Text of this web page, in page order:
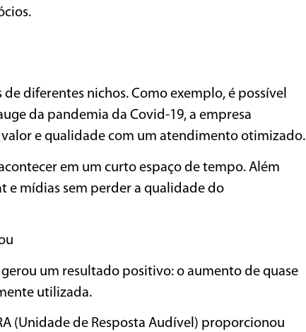
diferentes nichos. Como exemplo, é possível
da pandemia da Covid-19, a empresa
e qualidade com um atendimento otimizado.
em um curto espaço de tempo. Além
e mídias sem perder a qualidade do
um resultado positivo: o aumento de quase
utilizada.
(Unidade de Resposta Audível) proporcionou